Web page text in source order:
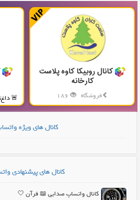
کانال روبیکا کاوه پلاست
کارخانه
فروشگاه
تولید و پخش محصولات پلاستیکی...
🚨
کانال های ویژه
کانال های پیشنهادی
کانال واتساپ صدایی 📖 قرآن 🤍